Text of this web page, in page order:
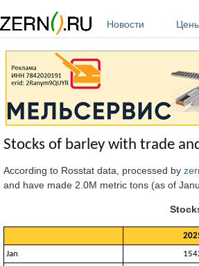
Новости
Stocks of barley with trade
According to Rosstat data, processed by
and have made 2.0M metric tons (as of
Jan